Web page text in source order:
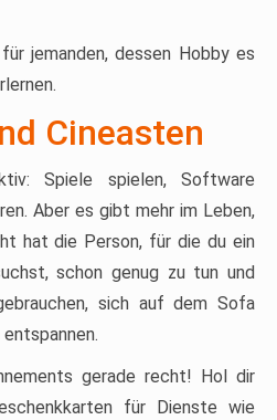
jemanden, dessen Hobby es
Cineasten
Spiele spielen, Software
Aber es gibt mehr im Leben,
hat die Person, für die du ein
schon genug zu tun und
sich auf dem Sofa
gerade recht! Hol dir
für Dienste wie